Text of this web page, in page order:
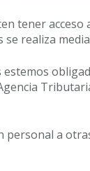
tener
realiza
personal a